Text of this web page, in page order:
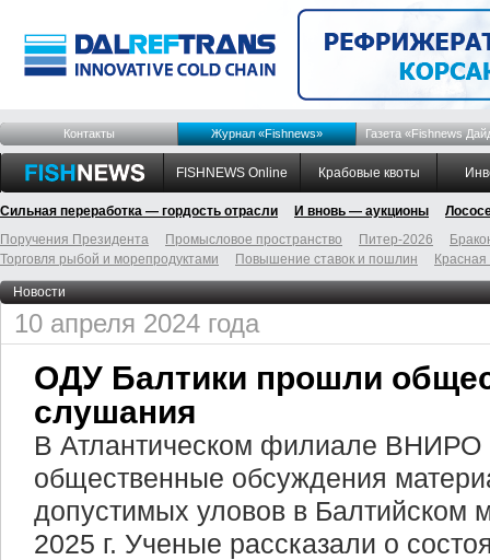
Контакты Журнал «Fishnews» Газета «Fishnews
FISHNEWS Online Крабовые квоты
Сильная переработка — гордость отрасли И вновь — аукционы
Поручения Президента
Промысловое пространство Питер-2026
Торговля рыбой и морепродуктами
Повышение ставок и пошлин
Новости
10 апреля 2024 года
ОДУ Балтики прошли
слушания
В Атлантическом филиале ВНИРО
общественные обсуждения
допустимых уловов в Балтийском
2025 г. Ученые рассказали о